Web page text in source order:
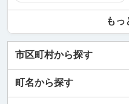
もっ
市区町村から探す
町名から探す